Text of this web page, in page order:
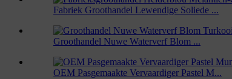
Fabriek Groothandel Lewendige Soliede ...
Groothandel Nuwe Waterverf Blom ...
OEM Pasgemaakte Vervaardiger Pastel M...